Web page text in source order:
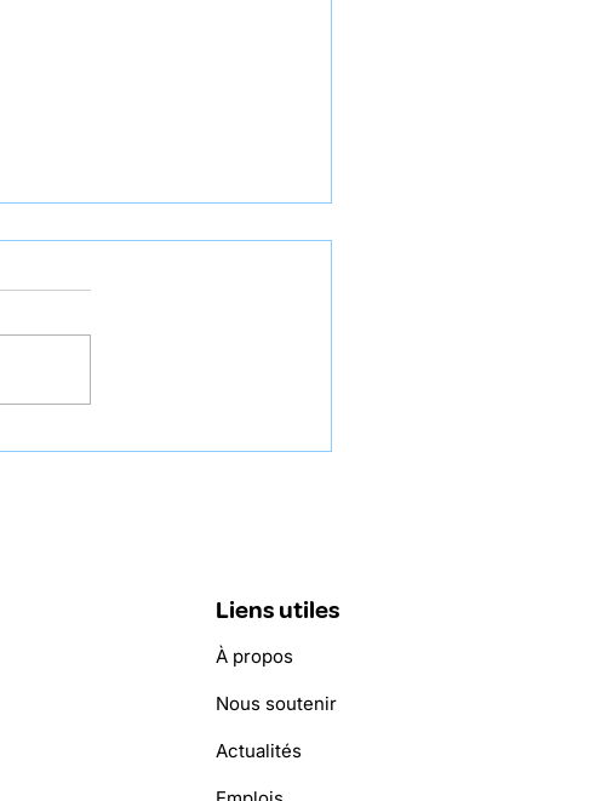
“After Glow” des artistes
Liens utiles
À propos
Nous soutenir
Actualités